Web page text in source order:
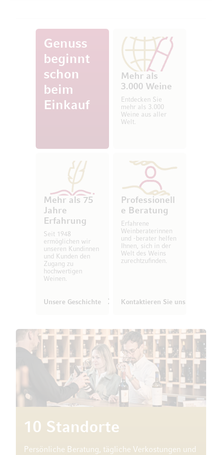
Genuss
beginnt
schon
beim
Einkauf
Mehr als
3.000 Weine
Entdecken Sie
mehr als 3.000
Weine aus aller
Welt.
Mehr als 75
Jahre
Erfahrung
Seit 1948
ermöglichen wir
unseren Kundinnen
und Kunden den
Zugang zu
hochwertigen
Weinen.
Unsere Geschichte
Professionell
e Beratung
Erfahrene
Weinberaterinnen
und -berater helfen
Ihnen, sich in der
Welt des Weins
zurechtzufinden.
Kontaktieren Sie uns
10 Standorte
Persönliche Beratung, tägliche Verkostungen und